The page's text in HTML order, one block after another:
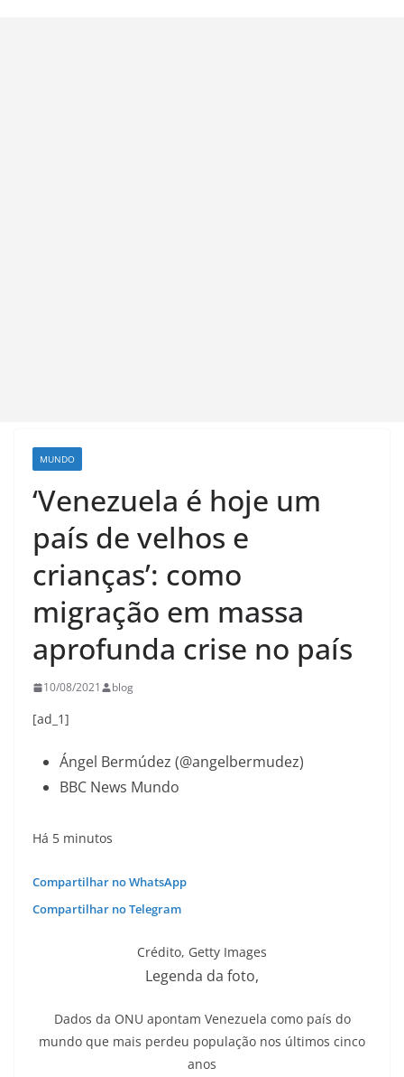
MUNDO
‘Venezuela é hoje um
país de velhos e
crianças’: como
migração em massa
aprofunda crise no país
10/08/2021 blog
[ad_1]
Ángel Bermúdez (@angelbermudez)
BBC News Mundo
Há 5 minutos
Compartilhar no WhatsApp
Compartilhar no Telegram
Crédito, Getty Images
Legenda da foto,
Dados da ONU apontam Venezuela como país do
mundo que mais perdeu população nos últimos cinco
anos